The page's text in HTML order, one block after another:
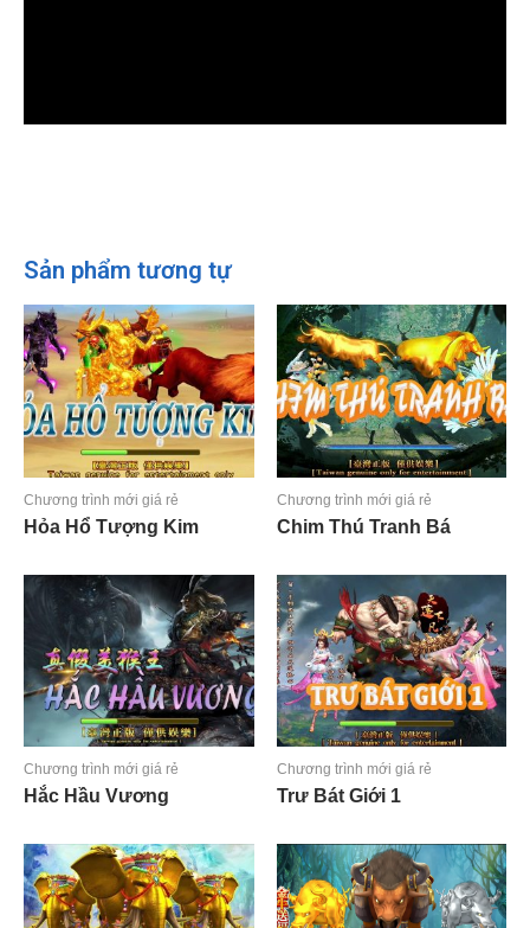
Sản phẩm tương tự
Chương trình mới giá rẻ
Hỏa Hổ Tượng Kim
Chương trình mới giá rẻ
Chim Thú Tranh Bá
Chương trình mới giá rẻ
Hắc Hầu Vương
Chương trình mới giá rẻ
Trư Bát Giới 1